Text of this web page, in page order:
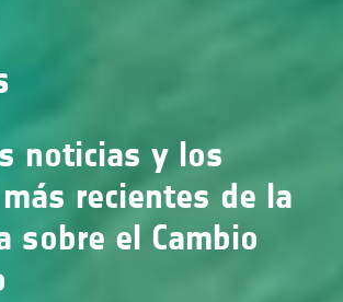
noticias y los
recientes de la
sobre el Cambio